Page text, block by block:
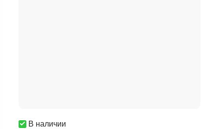
В наличии